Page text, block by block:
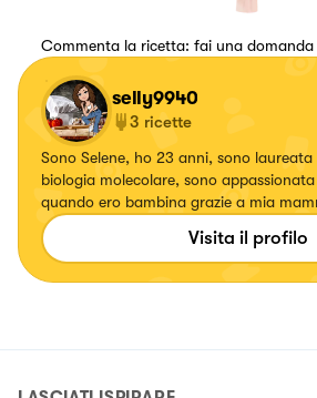
Commenta la ricetta: fai una
selly9940
3 ricette
Sono Selene, ho 23 anni, sono
biologia molecolare, sono
quando ero bambina grazie a mia
che mi hanno trasmesso il loro amore
una cucina moderna ma che strizza un
Visita il profilo